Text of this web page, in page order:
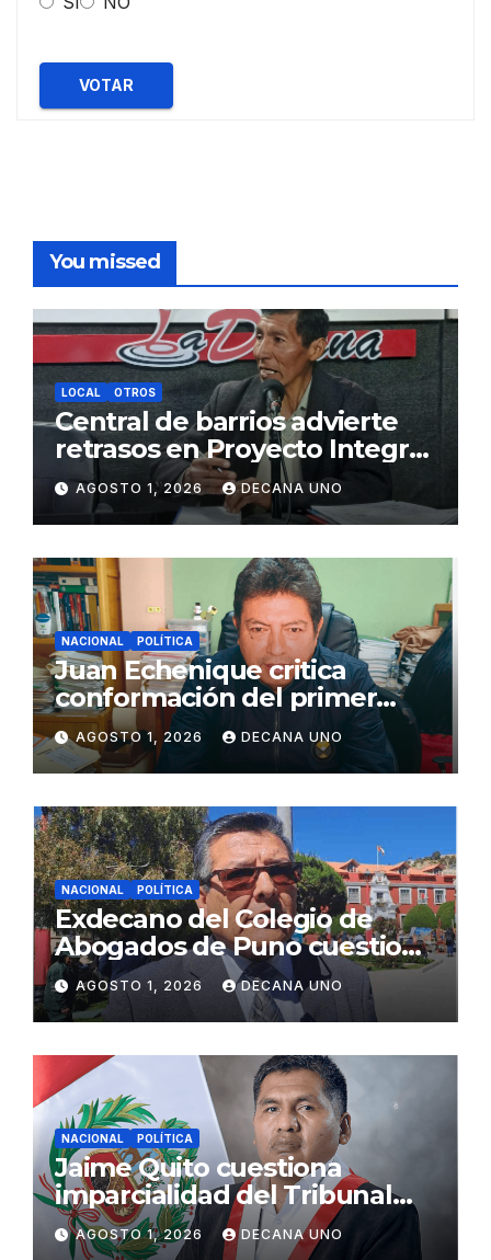
VOTAR
You missed
LOCAL OTROS
Central de barrios advierte
retrasos en Proyecto Integral
de Agua y Alcantarillado para
Juliaca
AGOSTO 1, 2026 DECANA UNO
NACIONAL POLÍTICA
Juan Echenique critica
conformación del primer
gabinete ministerial de Keiko
Fujimori
AGOSTO 1, 2026 DECANA UNO
NACIONAL POLÍTICA
Exdecano del Colegio de
Abogados de Puno cuestiona
propuestas sobre seguridad
ciudadana
AGOSTO 1, 2026 DECANA UNO
NACIONAL POLÍTICA
Jaime Quito cuestiona
imparcialidad del Tribunal
Constitucional tras liberación
de Ollanta Humala
AGOSTO 1, 2026 DECANA UNO